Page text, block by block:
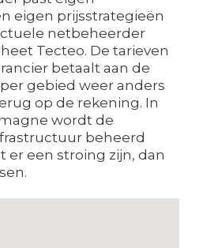
eigen prijsstrategieën
netbeheerder
Tecteo. De tarieven
betaalt aan de
gebied weer anders
op de rekening. In
wordt de
beheerd
er een stroing zijn, dan